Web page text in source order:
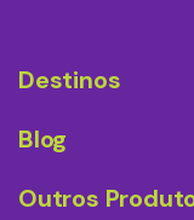
Destinos
Blog
Outros